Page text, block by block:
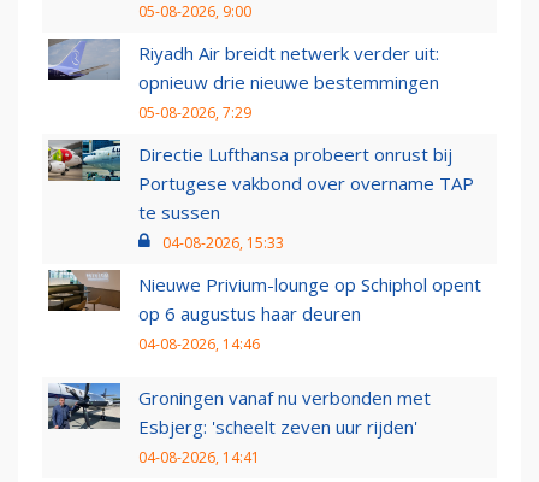
05-08-2026, 9:00
Riyadh Air breidt netwerk verder uit:
opnieuw drie nieuwe bestemmingen
05-08-2026, 7:29
Directie Lufthansa probeert onrust bij
Portugese vakbond over overname TAP
te sussen
04-08-2026, 15:33
Nieuwe Privium-lounge op Schiphol opent
op 6 augustus haar deuren
04-08-2026, 14:46
Groningen vanaf nu verbonden met
Esbjerg: 'scheelt zeven uur rijden'
04-08-2026, 14:41